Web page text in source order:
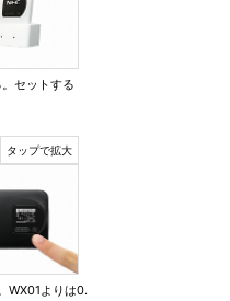
セットする
WX01よりは0.